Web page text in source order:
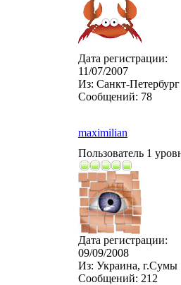
Дата регистрации:
11/07/2007
Из: Санкт-Петербург
Сообщений: 78
maximilian
Пользователь 1
Дата регистрации:
09/09/2008
Из: Украина, г.Сумы
Сообщений: 212